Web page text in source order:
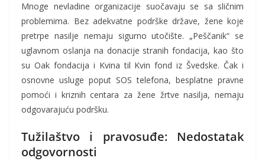
Mnoge nevladine organizacije suočavaju se sa sličnim
problemima. Bez adekvatne podrške države, žene koje
pretrpe nasilje nemaju sigurno utočište. „Peščanik“ se
uglavnom oslanja na donacije stranih fondacija, kao što
su Oak fondacija i Kvina til Kvin fond iz Švedske. Čak i
osnovne usluge poput SOS telefona, besplatne pravne
pomoći i kriznih centara za žene žrtve nasilja, nemaju
odgovarajuću podršku.
Tužilaštvo i pravosuđe: Nedostatak
odgovornosti